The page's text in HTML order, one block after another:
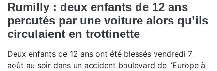
Rumilly : deux enfants de 12 ans
percutés par une voiture alors qu’ils
circulaient en trottinette
Deux enfants de 12 ans ont été blessés vendredi 7
août au soir dans un accident boulevard de l’Europe à